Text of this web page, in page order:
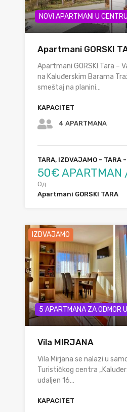
NOVI APARTMANI U
Apartmani GORSKI
Apartmani GORSKI Tara –
na Kaluđerskim Barama
smeštaj na planini…
KAPACITET
4 APARTMANA
TARA, IZDVAJAMO - TARA
50€ APARTMAN
Од
Apartmani GORSKI TARA
IZDVAJAMO
5 APARTMANA ZA ODMOR
Vila MIRJANA
Vila Mirjana se nalazi u
Turističkog centra
udaljen 16…
KAPACITET